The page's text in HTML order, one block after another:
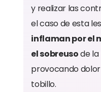
y realizar las
el caso de esta
inflaman por el
el sobreusode
provocando
tobillo.